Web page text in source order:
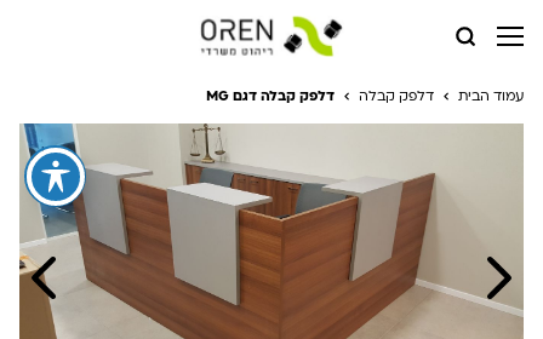
עמוד הבית דלפק קבלה דלפק קבלה דגם MG